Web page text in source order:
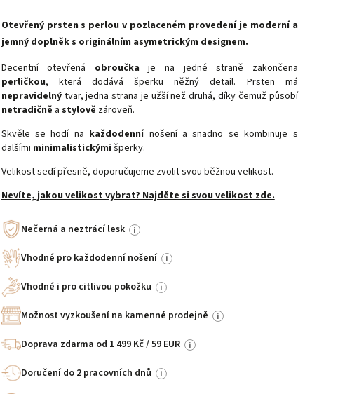
Otevřený prsten s perlou v pozlaceném provedení je modernía
jemný doplněk s originálním asymetrickým designem.
Decentní otevřená obroučka je na jedné straně zakončena
perličkou, která dodává šperku něžný detail. Prsten má
nepravidelnýtvar, jedna strana je užší než druhá, díky čemuž působí
netradičně a stylově zároveň.
Skvěle se hodí na každodennínošení a snadno se kombinuje s
dalšími minimalistickými šperky.
Velikost sedí přesně, doporučujeme zvolit svou běžnou velikost.
Nevíte, jakou velikost vybrat? Najděte si svou velikost zde.
Nečerná a neztrácí lesk i
Vhodné pro každodenní nošení i
Vhodné i pro citlivou pokožku i
Možnost vyzkoušení na kamenné prodejně i
Doprava zdarma od 1 499 Kč / 59 EUR i
Doručení do 2 pracovních dnů i